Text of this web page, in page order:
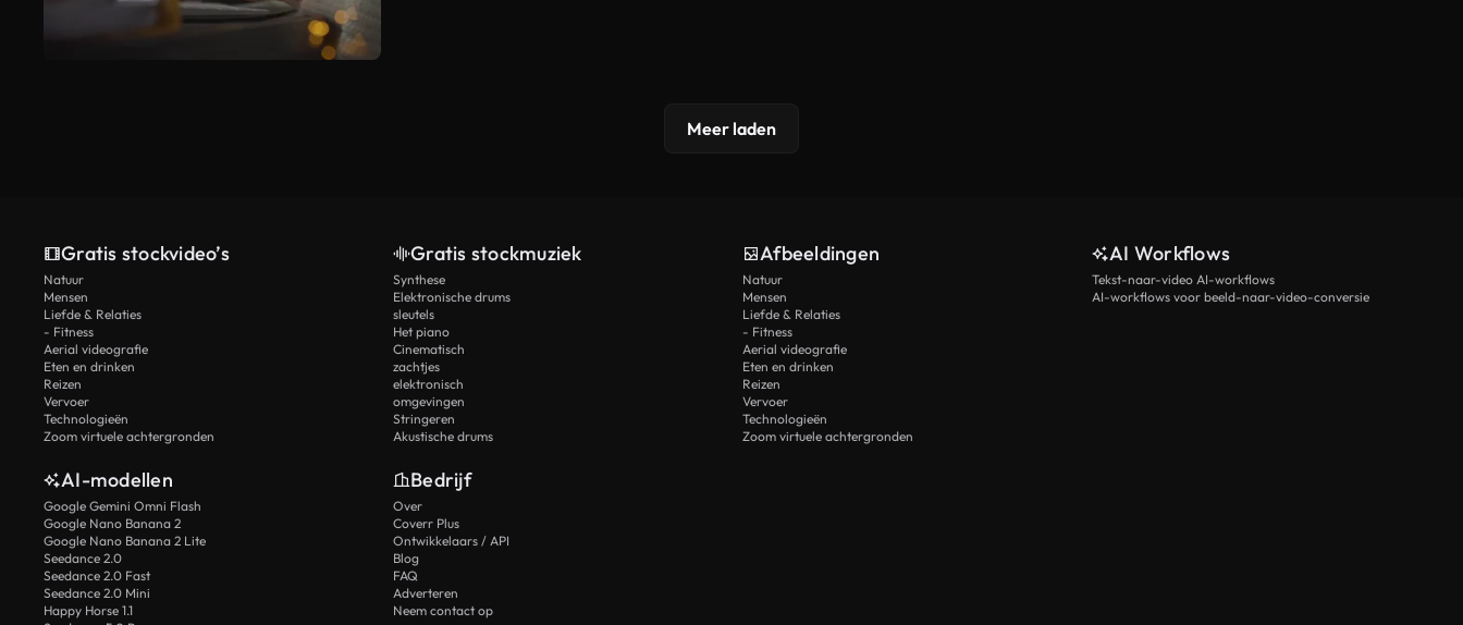
Meer laden
Gratis stockvideo’s
Natuur
Mensen
Liefde & Relaties
- Fitness
Aerial videografie
Eten en drinken
Reizen
Vervoer
Technologieën
Zoom virtuele achtergronden
Gratis stockmuziek
Synthese
Elektronische drums
sleutels
Het piano
Cinematisch
zachtjes
elektronisch
omgevingen
Stringeren
Akustische drums
Afbeeldingen
Natuur
Mensen
Liefde & Relaties
- Fitness
Aerial videografie
Eten en drinken
Reizen
Vervoer
Technologieën
Zoom virtuele achtergronden
AI Workflows
Tekst-naar-video AI-workflows
AI-workflows voor beeld-naar-video-conversie
AI-modellen
Google Gemini Omni Flash
Google Nano Banana 2
Google Nano Banana 2 Lite
Seedance 2.0
Seedance 2.0 Fast
Seedance 2.0 Mini
Happy Horse 1.1
Bedrijf
Over
Coverr Plus
Ontwikkelaars / API
Blog
FAQ
Adverteren
Neem contact op